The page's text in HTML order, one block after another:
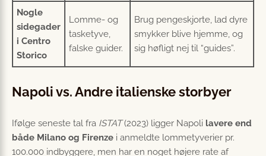
Nogle
sidegader
i Centro
Storico
Lomme- og
taske­tyve,
falske guider.
Brug pengeskjorte, lad dyre
smykker blive hjemme, og
sig høfligt nej til “guides”.
Napoli vs. Andre italienske storbyer
Ifølge seneste tal fra ISTAT(2023) ligger Napoli lavere end
både Milano og Firenze i anmeldte lommetyverier pr.
100.000 indbyggere, men har en noget højere rate af